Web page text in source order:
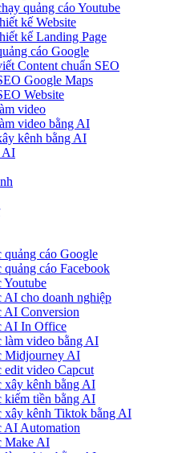
quảng cáo Youtube
kế Website
kế Landing Page
cáo Google
Content chuẩn SEO
Google Maps
Website
video
video bằng AI
kênh bằng AI
AI
quảng cáo Google
quảng cáo Facebook
Youtube
AI cho doanh nghiệp
AI Conversion
AI In Office
làm video bằng AI
Midjourney AI
edit video Capcut
xây kênh bằng AI
kiếm tiền bằng AI
xây kênh Tiktok bằng AI
AI Automation
Make AI